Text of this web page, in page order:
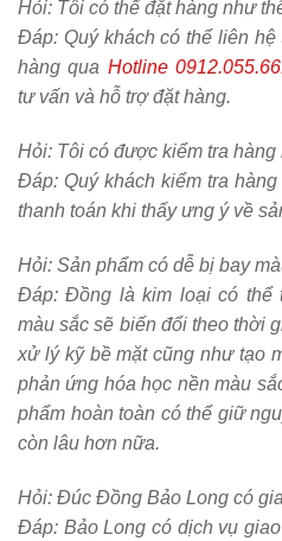
Hỏi: Tôi có thể đặt hàng như
Đáp: Quý khách có thể liên
hàng qua Hotline
tư vấn và hỗ trợ đặt hàng.
Hỏi: Tôi có được kiểm tra hàng
Đáp: Quý khách kiểm tra
thanh toán khi thấy ưng ý về
Hỏi: Sản phẩm có dễ bị bay
Đáp: Đồng là kim loại có thể
màu sắc sẽ biến đổi theo thời
xử lý kỹ bề mặt cũng như tạo
phản ứng hóa học nền màu
phẩm hoàn toàn có thể giữ
còn lâu hơn nữa.
Hỏi: Đúc Đồng Bảo Long có
Đáp: Bảo Long có dịch vụ